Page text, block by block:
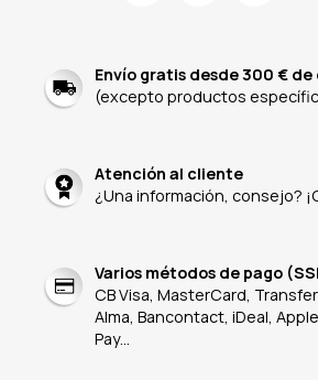
Envío gratis desde 300 € de
(excepto productos
Atención al cliente
¿Una información, consejo?
Varios métodos de pago
CB Visa, MasterCard,
Alma, Bancontact, iDeal,
Pay...